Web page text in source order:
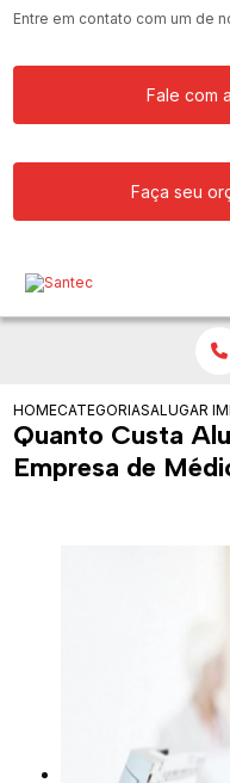
Entre em contato com um de
Fale com
Faça seu
HOMECATEGORIASALUGAR
Quanto Custa
Empresa de